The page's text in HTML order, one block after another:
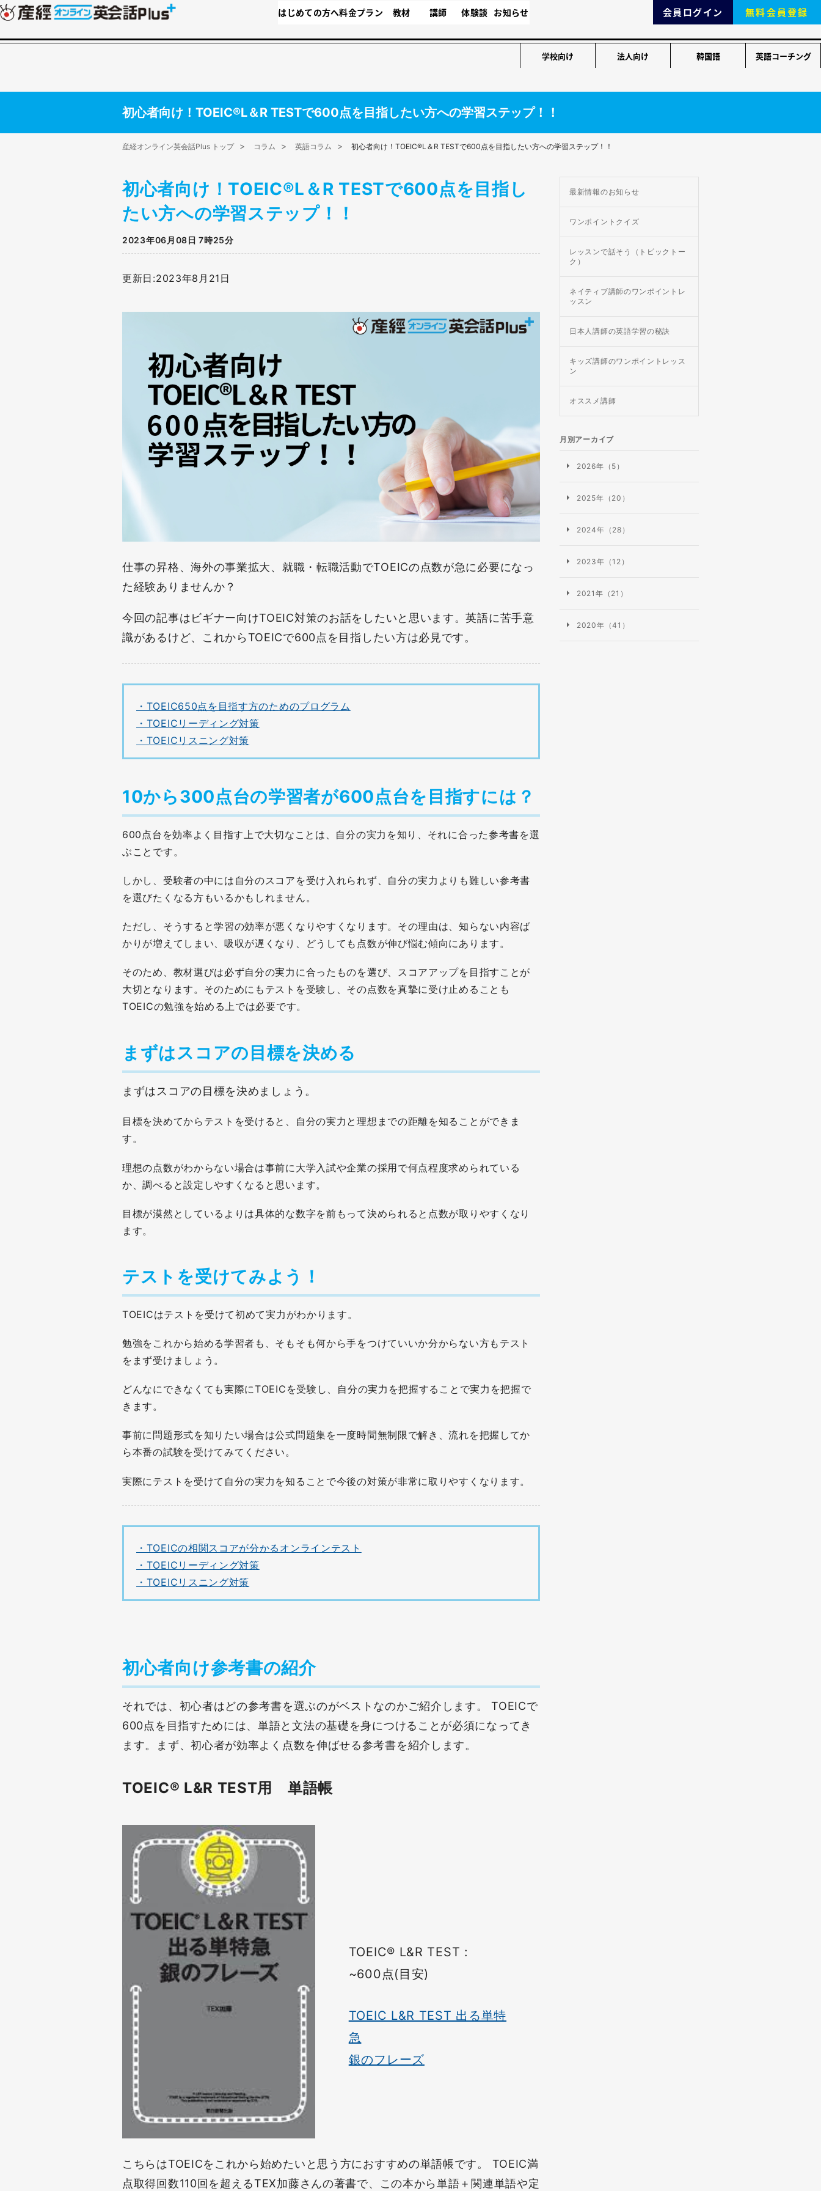
はじめての方へ料金プラン 教材 講師 体験談 お知らせ 会員ログイン 無料会員登録
学校向け 法人向け 韓国語 英語コーチング
初心者向け！TOEIC®L＆R TESTで600点を目指したい方への学習ステップ！！
産経オンライン英会話Plus トップ コラム 英語コラム 初心者向け！TOEIC®L＆R TESTで600点を目指したい方への学習ステップ！！
初心者向け！TOEIC®L＆R TESTで600点を目指し
たい方への学習ステップ！！
2023年06月08日 7時25分
更新日:2023年8月21日
仕事の昇格、海外の事業拡大、就職・転職活動でTOEICの点数が急に必要になっ
た経験ありませんか？
今回の記事はビギナー向けTOEIC対策のお話をしたいと思います。英語に苦手意
識があるけど、これからTOEICで600点を目指したい方は必見です。
・TOEIC650点を目指す方のためのプログラム
・TOEICリーディング対策
・TOEICリスニング対策
10から300点台の学習者が600点台を目指すには？
600点台を効率よく目指す上で大切なことは、自分の実力を知り、それに合った参考書を選
ぶことです。
しかし、受験者の中には自分のスコアを受け入れられず、自分の実力よりも難しい参考書
を選びたくなる方もいるかもしれません。
ただし、そうすると学習の効率が悪くなりやすくなります。その理由は、知らない内容ば
かりが増えてしまい、吸収が遅くなり、どうしても点数が伸び悩む傾向にあります。
そのため、教材選びは必ず自分の実力に合ったものを選び、スコアアップを目指すことが
大切となります。そのためにもテストを受験し、その点数を真摯に受け止めることも
TOEICの勉強を始める上では必要です。
まずはスコアの目標を決める
まずはスコアの目標を決めましょう。
目標を決めてからテストを受けると、自分の実力と理想までの距離を知ることができま
す。
理想の点数がわからない場合は事前に大学入試や企業の採用で何点程度求められている
か、調べると設定しやすくなると思います。
目標が漠然としているよりは具体的な数字を前もって決められると点数が取りやすくなり
ます。
テストを受けてみよう！
TOEICはテストを受けて初めて実力がわかります。
勉強をこれから始める学習者も、そもそも何から手をつけていいか分からない方もテスト
をまず受けましょう。
どんなにできなくても実際にTOEICを受験し、自分の実力を把握することで実力を把握で
きます。
事前に問題形式を知りたい場合は公式問題集を一度時間無制限で解き、流れを把握してか
ら本番の試験を受けてみてください。
実際にテストを受けて自分の実力を知ることで今後の対策が非常に取りやすくなります。
・TOEICの相関スコアが分かるオンラインテスト
・TOEICリーディング対策
・TOEICリスニング対策
初心者向け参考書の紹介
それでは、初心者はどの参考書を選ぶのがベストなのかご紹介します。 TOEICで
600点を目指すためには、単語と文法の基礎を身につけることが必須になってき
ます。まず、初心者が効率よく点数を伸ばせる参考書を紹介します。
TOEIC® L&R TEST用 単語帳
TOEIC® L&R TEST :
~600点(目安)
TOEIC L&R TEST 出る単特
急
銀のフレーズ
こちらはTOEICをこれから始めたいと思う方におすすめの単語帳です。 TOEIC満
点取得回数110回を超えるTEX加藤さんの著書で、この本から単語＋関連単語や定
最新情報のお知らせ
ワンポイントクイズ
レッスンで話そう（トピックトー
ク）
ネイティブ講師のワンポイントレ
ッスン
日本人講師の英語学習の秘訣
キッズ講師のワンポイントレッス
ン
オススメ講師
月別アーカイブ
2026年（5）
2025年（20）
2024年（28）
2023年（12）
2021年（21）
2020年（41）